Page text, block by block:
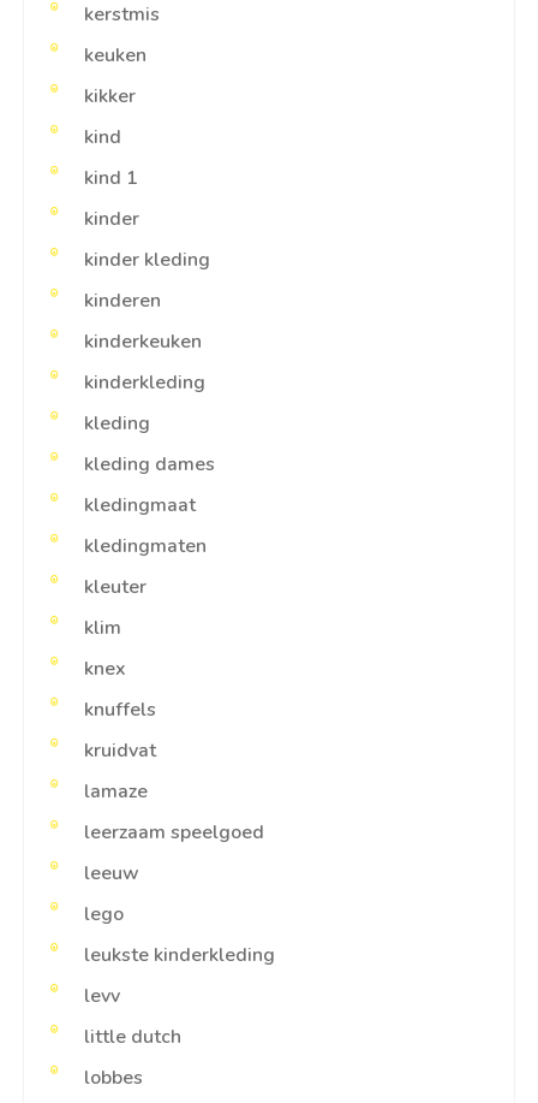
kerstmis
keuken
kikker
kind
kind 1
kinder
kinder kleding
kinderen
kinderkeuken
kinderkleding
kleding
kleding dames
kledingmaat
kledingmaten
kleuter
klim
knex
knuffels
kruidvat
lamaze
leerzaam speelgoed
leeuw
lego
leukste kinderkleding
levv
little dutch
lobbes